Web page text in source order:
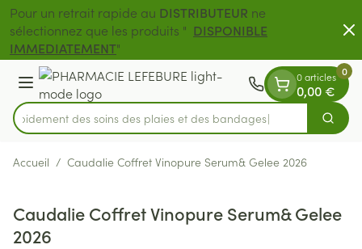
Aller au contenu
1 de 2
Pour un retrait rapide au DISTRIBUTEUR ne
sélectionnez que les produits " DISPONIBLE
IMMEDIATEMENT"
Livraison
Menu
Rechercher
rapidement des soins des plaies et des bandages
0 articles
0,00 €
0
Accueil / Caudalie Coffret Vinopure Serum& Gelee 2026
Caudalie Coffret Vinopure Serum& Gelee
2026